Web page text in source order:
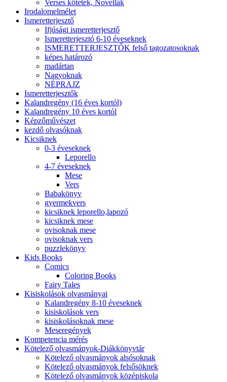
Verses kötetek, Novellák
Irodalomelmélet
Ismeretterjesztő
Ifjúsági ismeretterjesztő
Ismeretterjesztó 6-10 éveseknek
ISMERETTERJESZTŐK felső tagozatosoknak
képes határozó
madártan
Nagyoknak
NÉPRAJZ
Ismeretterjesztők
Kalandregény (16 éves kortól)
Kalandregény 10 éves kortól
Képzőművészet
kezdő olvasóknak
Kicsiknek
0-3 éveseknek
Leporello
4-7 éveseknek
Mese
Vers
Babakönyv
gyermekvers
kicsiknek leporello,lapozó
kicsiknek mese
ovisoknak mese
ovisoknak vers
puzzlekönyv
Kids Books
Comics
Coloring Books
Fairy Tales
Kisiskolások olvasmányai
Kalandregény 8-10 éveseknek
kisiskolások vers
kisiskolásoknak mese
Meseregények
Kompetencia mérés
Kötelező olvasmányok-Diákkönyvtár
Kötelező olvasmányok alsósoknak
Kötelező olvasmányok felsősöknek
Kötelező olvasmányok középiskola